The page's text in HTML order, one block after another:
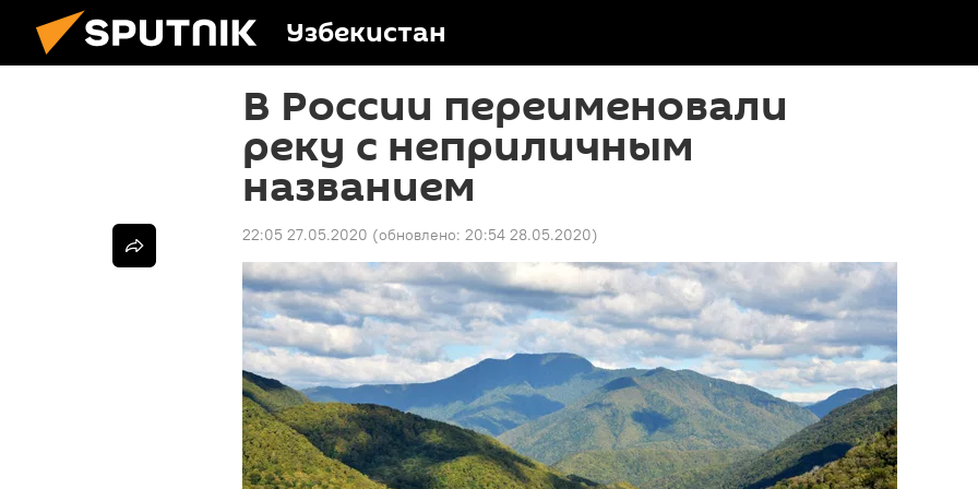
Узбекистан
В России переименовали
реку с неприличным
названием
22:05 27.05.2020 (обновлено: 20:54 28.05.2020)